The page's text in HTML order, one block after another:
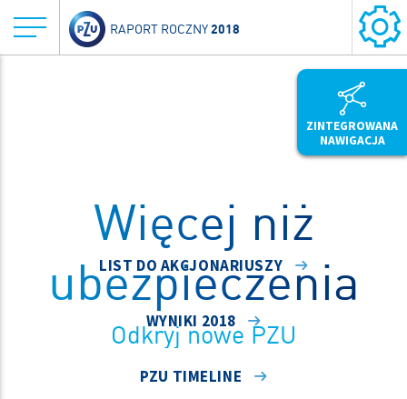
RAPORT ROCZNY2018
ZINTEGROWANA
NAWIGACJA
Więcej niż
ubezpieczenia
Odkryj nowe PZU
LIST DO AKCJONARIUSZY
WYNIKI 2018
PZU TIMELINE